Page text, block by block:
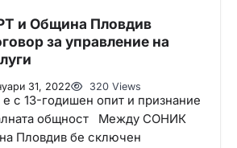
и Община Пловдив
за управление на
31, 2022 320 Views
е с 13-годишен опит и признание
общност Между СОНИК
Пловдив бе сключен